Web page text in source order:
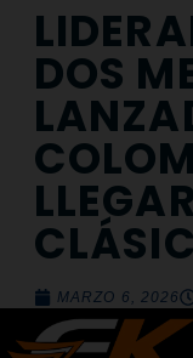
DOS
MARZO 6, 2026